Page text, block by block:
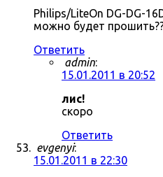
Philips/LiteOn DG-DG-
можно будет
Ответить
admin:
15.01.2011 в 20:52
лис!
скоро
Ответить
evgenyi:
15.01.2011 в 22:30